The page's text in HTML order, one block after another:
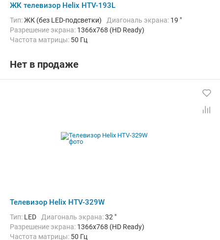
ЖК телевизор Helix HTV-193L
Тип:ЖК (без LED-подсветки) Диагональ экрана: 19 "
Разрешение экрана: 1366x768 (HD Ready)
Частота матрицы: 50 Гц
Нет в продаже
Телевизор Helix HTV-329W
Тип: LED Диагональ экрана:32 "
Разрешение экрана: 1366x768 (HD Ready)
Частота матрицы: 50 Гц